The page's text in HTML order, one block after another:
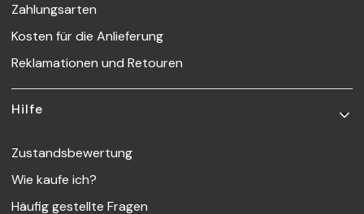
Zahlungsarten
Kosten für die Anlieferung
Reklamationen und Retouren
Hilfe
Zustandsbewertung
Wie kaufe ich?
Häufig gestellte Fragen